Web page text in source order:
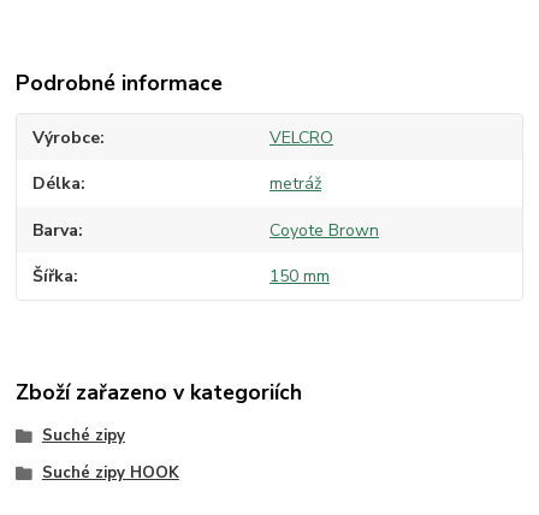
Podrobné informace
Výrobce VELCRO
Délka metráž
Barva Coyote Brown
Šířka 150 mm
Zboží zařazeno v kategoriích
Suché zipy
Suché zipy HOOK